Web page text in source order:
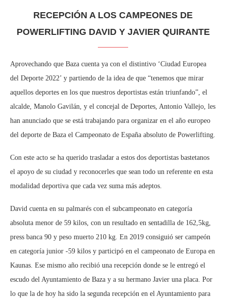
RECEPCIÓN A LOS CAMPEONES DE
POWERLIFTING DAVID Y JAVIER QUIRANTE
Aprovechando que Baza cuenta ya con el distintivo ‘Ciudad Europea
del Deporte 2022’ y partiendo de la idea de que “tenemos que mirar
aquellos deportes en los que nuestros deportistas están triunfando”, el
alcalde, Manolo Gavilán, y el concejal de Deportes, Antonio Vallejo, les
han anunciado que se está trabajando para organizar en el año europeo
del deporte de Baza el Campeonato de España absoluto de Powerlifting.
Con este acto se ha querido trasladar a estos dos deportistas bastetanos
el apoyo de su ciudad y reconocerles que sean todo un referente en esta
modalidad deportiva que cada vez suma más adeptos.
David cuenta en su palmarés con el subcampeonato en categoría
absoluta menor de 59 kilos, con un resultado en sentadilla de 162,5kg,
press banca 90 y peso muerto 210 kg. En 2019 consiguió ser campeón
en categoría junior -59 kilos y participó en el campeonato de Europa en
Kaunas. Ese mismo año recibió una recepción donde se le entregó el
escudo del Ayuntamiento de Baza y a su hermano Javier una placa. Por
lo que la de hoy ha sido la segunda recepción en el Ayuntamiento para